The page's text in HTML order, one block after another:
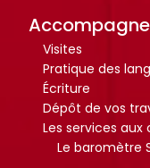
Visites
Pratique des
Écriture
Dépôt de vos
Les services aux
Le baromètre